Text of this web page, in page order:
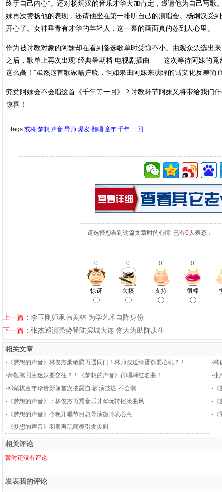
终于自己内心”。还对杨炯汉的音乐才华大加肯定，邀请他为自己写
妹再次赞扬他的表现，还请他坐在第一排听自己的演唱会。杨炯汉受
开心了。女神垂青有才华的年轻人，这一幕的画面真的苏到人心里。
作为被讨教对象的阿妹却在看到备选歌单时受惊不小。由观众票选出
之后，歌单上再次出现“经典暑期档”电视剧插曲——这次等待阿妹的
这么高！”虽然这首歌家喻户晓，但如果由阿妹来演绎的话文化反差简
究竟阿妹会不会唱这首《千年等一回》？讨教环节阿妹又将带给我们
惊喜！
Tags:或将 梦想 声音 导师 爆发 翻唱 童年 千年 一回
请选择您看到这篇文章时的心情: 已有0人表态：
0 0 0 0
惊讶 欠揍 支持 很棒
上一篇： 李玉刚师承韩美林 为学艺术自降身份
下一篇： 张杰巡演强势登陆滨城大连 佟大为助阵庆生
相关文章
· 《梦想的声音》林俊杰萧敬腾再遇同门！林师叔送绿蛋糕耍心机？！ ·林
·萧敬腾回应迷妹要交往？！《梦想的声音》再唱韩红名曲！ ·张
·邓紫棋童年珍贵影像首次披露自嘲“演技烂”不会装 ·
· 《梦想的声音》：林俊杰再秀音乐才华玩转摇滚曲风 ·
· 《梦想的声音》今晚开唱节目总导演微博表心意 ·
· 《梦想的声音》羽泉再玩颠覆引发尖叫
相关评论
暂时还没有评论
发表我的评论